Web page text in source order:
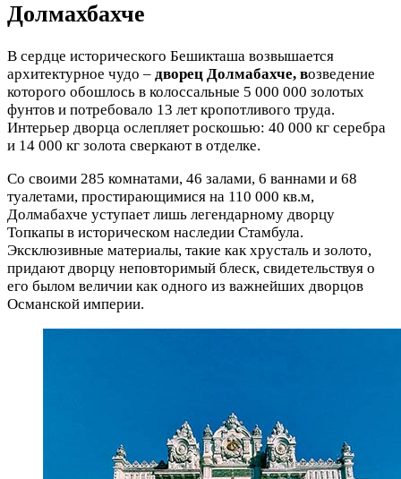
Долмахбахче
В сердце исторического Бешикташа возвышается
архитектурное чудо – дворец Долмабахче, возведение
которого обошлось в колоссальные 5 000 000 золотых
фунтов и потребовало 13 лет кропотливого труда.
Интерьер дворца ослепляет роскошью: 40 000 кг серебра
и 14 000 кг золота сверкают в отделке.
Со своими 285 комнатами, 46 залами, 6 ваннами и 68
туалетами, простирающимися на 110 000 кв.м,
Долмабахче уступает лишь легендарному дворцу
Топкапы в историческом наследии Стамбула.
Эксклюзивные материалы, такие как хрусталь и золото,
придают дворцу неповторимый блеск, свидетельствуя о
его былом величии как одного из важнейших дворцов
Османской империи.